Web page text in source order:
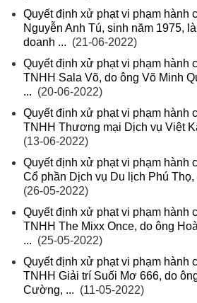
Quyết định xử phạt vi phạm hành
Nguyễn Anh Tú, sinh năm 1975,
doanh ... (21-06-2022)
Quyết định xử phạt vi phạm hành
TNHH Sala Võ, do ông Võ Minh
... (20-06-2022)
Quyết định xử phạt vi phạm hành
TNHH Thương mại Dịch vụ Việt
(13-06-2022)
Quyết định xử phạt vi phạm hành
Cổ phần Dịch vụ Du lịch Phú Thọ,
(26-05-2022)
Quyết định xử phạt vi phạm hành
TNHH The Mixx Once, do ông
... (25-05-2022)
Quyết định xử phạt vi phạm hành
TNHH Giải trí Suối Mơ 666, do
Cường, ... (11-05-2022)